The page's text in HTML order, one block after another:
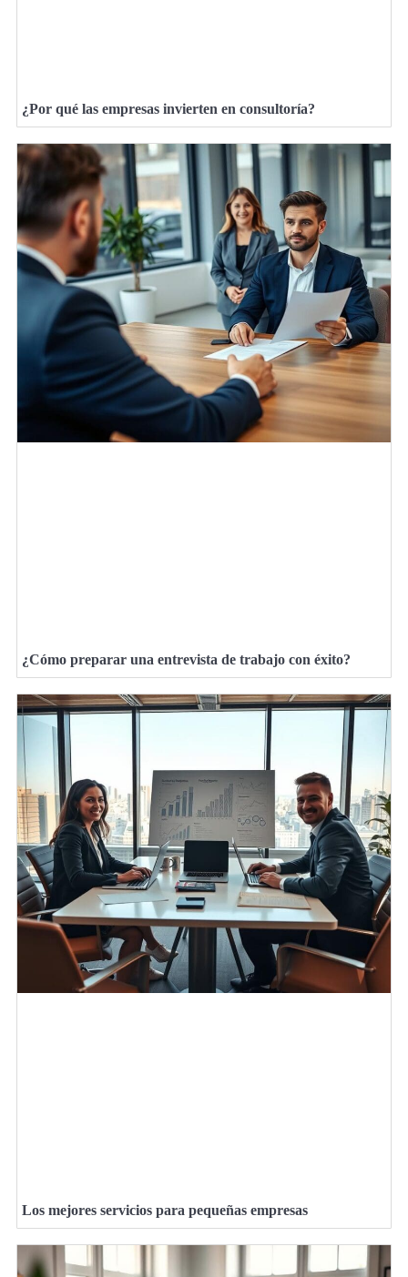
¿Por qué las empresas invierten en consultoría?
¿Cómo preparar una entrevista de trabajo con éxito?
Los mejores servicios para pequeñas empresas